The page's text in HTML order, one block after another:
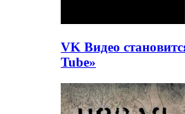
VK Видео
Tube»